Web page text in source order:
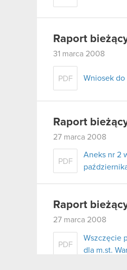
Raport
31 marca 2008
PDF Wniosek do
Raport
27 marca 2008
PDF
Aneks nr 2
Raport
27 marca 2008
PDF
Wszczęcie
dla m.st.